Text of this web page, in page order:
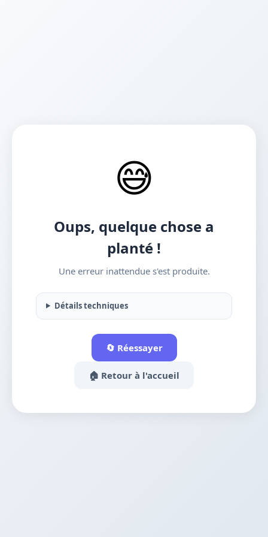
😅
Oups, quelque chose a
planté !
Une erreur inattendue s'est produite.
Détails techniques
🔄 Réessayer
🏠 Retour à l'accueil